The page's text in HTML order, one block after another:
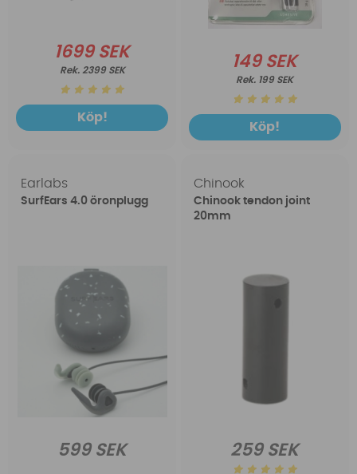
1699 SEK
2399 SEK
Köp!
149 SEK
199 SEK
Köp!
Earlabs
SurfEars 4.0 öronplugg
599 SEK
Chinook
Chinook tendon joint
20mm
259 SEK